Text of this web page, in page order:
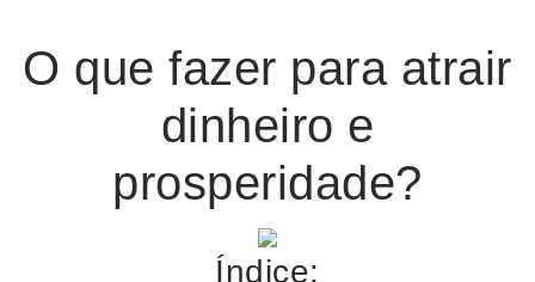
O que fazer para atrair
dinheiro e
prosperidade?
Índice: